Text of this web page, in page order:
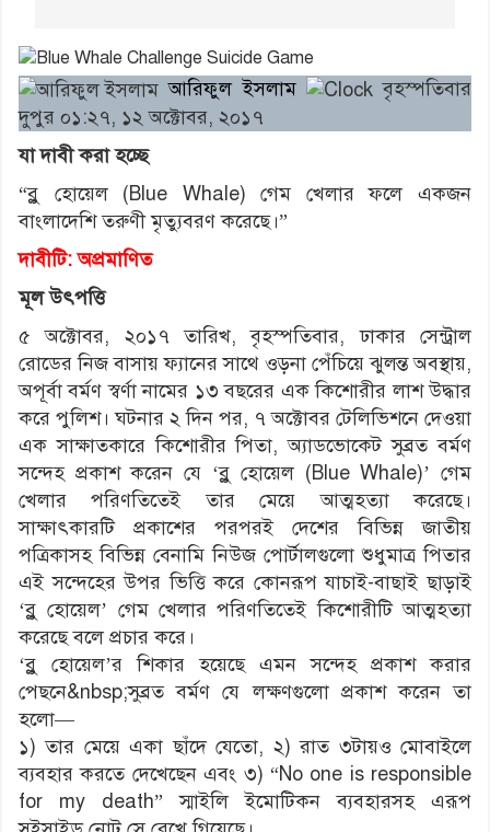
আরিফুল ইসলাম
বৃহস্পতিবার
দুপুর ০১:২৭, ১২ অক্টোবর, ২০১৭
যা দাবী করা হচ্ছে
“ব্লু হোয়েল (Blue Whale) গেম খেলার ফলে একজন
বাংলাদেশি তরুণী মৃত্যুবরণ করেছে।”
দাবীটি: অপ্রমাণিত
মূল উৎপত্তি
৫ অক্টোবর, ২০১৭ তারিখ, বৃহস্পতিবার, ঢাকার সেন্ট্রাল
রোডের নিজ বাসায় ফ্যানের সাথে ওড়না পেঁচিয়ে ঝুলন্ত অবস্থায়,
অপূর্বা বর্মণ স্বর্ণা নামের ১৩ বছরের এক কিশোরীর লাশ উদ্ধার
করে পুলিশ। ঘটনার ২ দিন পর, ৭ অক্টোবর টেলিভিশনে দেওয়া
এক সাক্ষাতকারে কিশোরীর পিতা, অ্যাডভোকেট সুব্রত বর্মণ
সন্দেহ প্রকাশ করেন যে ‘ব্লু হোয়েল (Blue Whale)’ গেম
খেলার পরিণতিতেই তার মেয়ে আত্মহত্যা করেছে।
সাক্ষাৎকারটি প্রকাশের পরপরই দেশের বিভিন্ন জাতীয়
পত্রিকাসহ বিভিন্ন বেনামি নিউজ পোর্টালগুলো শুধুমাত্র পিতার
এই সন্দেহের উপর ভিত্তি করে কোনরূপ যাচাই-বাছাই ছাড়াই
‘ব্লু হোয়েল’ গেম খেলার পরিণতিতেই কিশোরীটি আত্মহত্যা
করেছে বলে প্রচার করে।
‘ব্লু হোয়েল’র শিকার হয়েছে এমন সন্দেহ প্রকাশ করার
পেছনে&nbsp;সুব্রত বর্মণ যে লক্ষণগুলো প্রকাশ করেন তা
হলো―
১) তার মেয়ে একা ছাঁদে যেতো, ২) রাত ৩টায়ও মোবাইলে
ব্যবহার করতে দেখেছেন এবং ৩) “No one is responsible
for my death” স্মাইলি ইমোটিকন ব্যবহারসহ এরূপ